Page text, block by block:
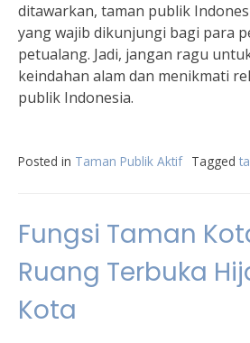
ditawarkan, taman publik
yang wajib dikunjungi bagi para
petualang. Jadi, jangan ragu
keindahan alam dan menikmati
publik Indonesia.
Posted in Taman Publik Aktif Tagged
Fungsi Taman
Ruang Terbuka
Kota